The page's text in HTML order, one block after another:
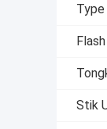
Type
Stik